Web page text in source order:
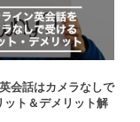
会話はカメラなしで
ット＆デメリット解